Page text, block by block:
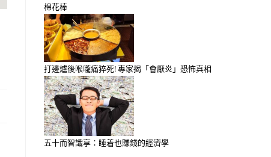
棉花棒
打邊爐後喉嚨痛猝死! 專家揭「會厭炎」恐怖真相
五十而智識享：睡着也賺錢的經濟學